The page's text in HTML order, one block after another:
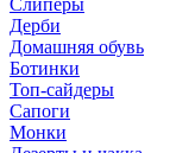
Слиперы
Дерби
Домашняя обувь
Ботинки
Топ-сайдеры
Сапоги
Монки